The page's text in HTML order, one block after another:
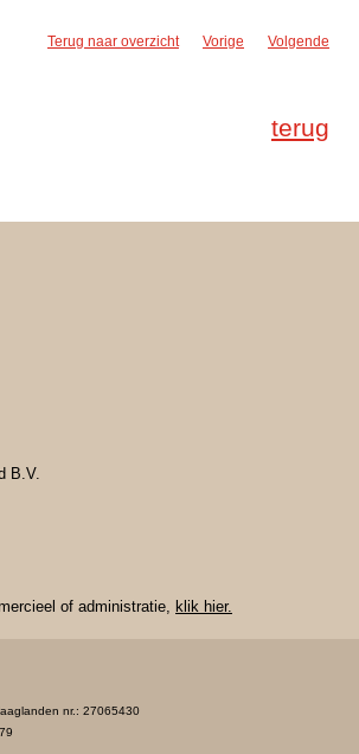
Terug naar overzicht Vorige Volgende
terug
B.V.
of administratie, klik hier.
nr.: 27065430